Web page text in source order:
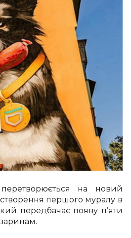
на новий
першого муралу в
передбачає появу п’яти